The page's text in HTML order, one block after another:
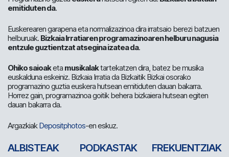
emitiduten da.
Euskerearen garapena eta normalizazinoa dira irratsaio berezi batzuen
helburuak. Bizkaia Irratiaren programazinoaren helburu nagusia
entzule guztientzat atsegina izatea da.
Ohiko saioaketa musikalaktartekatzen dira, batez be musika
euskalduna eskeiniz. Bizkaia Irratia da Bizkaitik Bizkai osorako
programazino guztia euskera hutsean emitiduten dauan bakarra.
Horrez gain, programazinoa goitik behera bizkaiera hutsean egiten
dauan bakarra da.
ArgazkiakDepositphotos-en eskuz.
ALBISTEAK PODKASTAK FREKUENTZIAK